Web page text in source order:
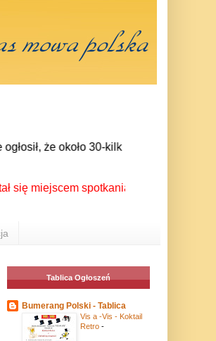
że około 30-kilku posłów
miejscem spotkania Polonii z
Tablica Ogłoszeń
Bumerang Polski - Tablica
Vis a -Vis - Koktail
Retro -